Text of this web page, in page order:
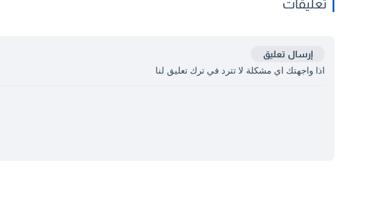
تعليقات
إرسال تعليق
اذا واجهتك اي مشكلة لا تترد في ترك تعليق لنا